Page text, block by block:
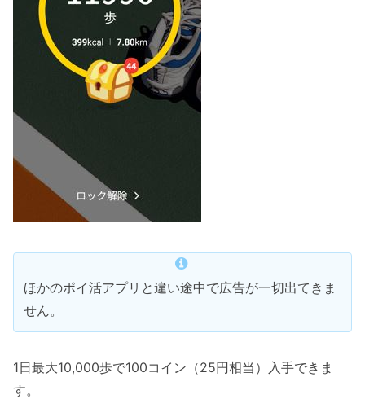
ほかのポイ活アプリと違い途中で広告が一切出てきま
せん。
1日最大10,000歩で100コイン（25円相当）入手できま
す。